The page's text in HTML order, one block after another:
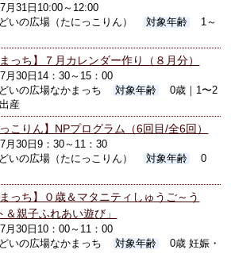
月31日10:00～12:00
いの広場（たにっこりん） 対象年齢
1～
まっち】７月カレンダー作り（８月分）
月30日14：30～15：00
いの広場なかまっち 対象年齢
0歳｜1〜2
産
っこりん】NPプログラム（6回目/全6回）
月30日9：30～11：30
いの広場（たにっこりん） 対象年齢
0
まっち】０歳＆マタニティしゅうご～う
＆親子ふれあい遊び」
月30日10：00～11：00
いの広場なかまっち 対象年齢
0歳 妊娠・